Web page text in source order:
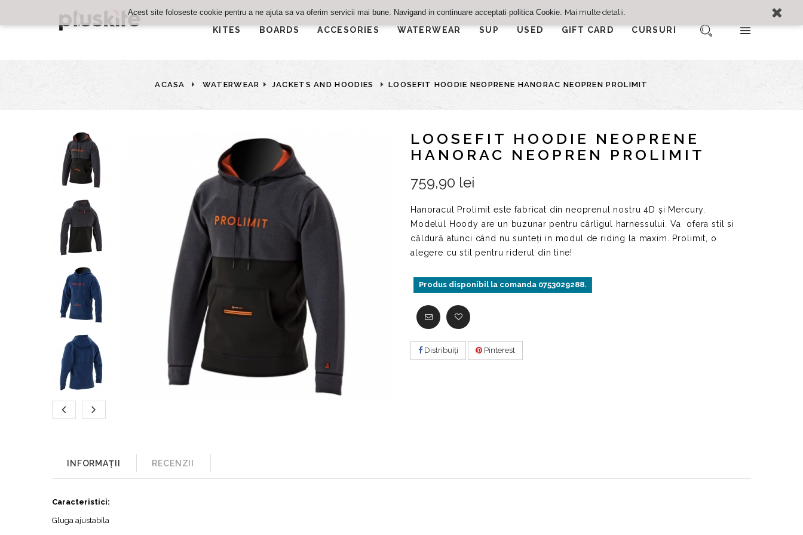
Lista de dorinte
KITES BOARDS ACCESORIES WATERWEAR SUP USED GIFT CARD CURSURI
ACASA WATERWEAR JACKETS AND HOODIES LOOSEFIT HOODIE NEOPRENE HANORAC NEOPREN PROLIMIT
LOOSEFIT HOODIE NEOPRENE
HANORAC NEOPREN PROLIMIT
759,90 lei
Hanoracul Prolimit este fabricat din neoprenul nostru 4D și Mercury.
Modelul
Hoody are un buzunar pentru cârligul harnessului. Va ofera stil si
căldură atunci când nu sunteți in modul de riding la maxim. Prolimit, o
alegere cu stil pentru riderul din tine!
Produs disponibil la comanda 0753029288.
Distribuiţi Pinterest
INFORMAȚII RECENZII
Caracteristici:
Gluga ajustabila
Acest site foloseste cookie pentru a ne ajuta sa va oferim servicii mai bune. Navigand in continuare acceptati politica Cookie. Mai multe detalii.